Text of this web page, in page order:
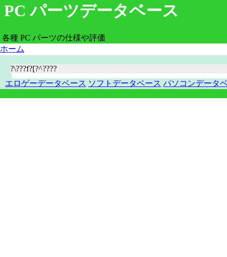
PC パーツデータベース
各種 PC パーツの仕様や評価
ホーム
?\???f?[?^????
エロゲーデータベース ソフトデータベース パソコンデータ